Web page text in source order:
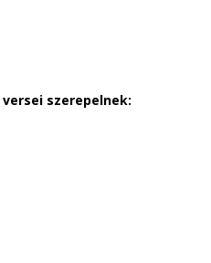
szerepelnek: